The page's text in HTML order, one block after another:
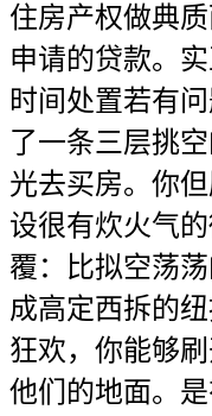
住房产权做典
申请的贷款。
时间处置若有
了一条三层挑
光去买房。你
设很有炊火气
覆：比拟空荡
成高定西拆的
狂欢，你能够
他们的地面。